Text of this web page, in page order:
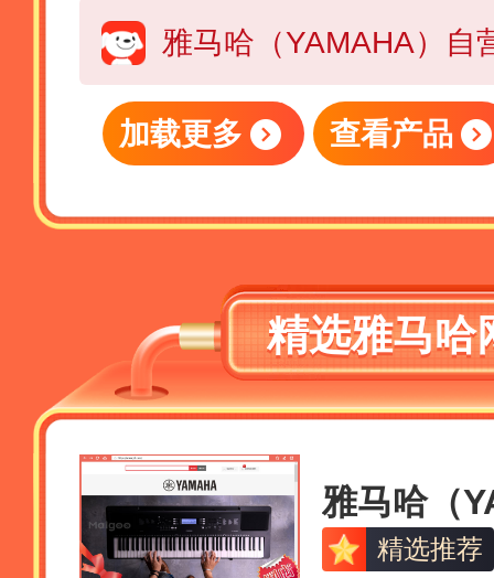
加载更多 查看产品
精选雅马哈
精选推荐